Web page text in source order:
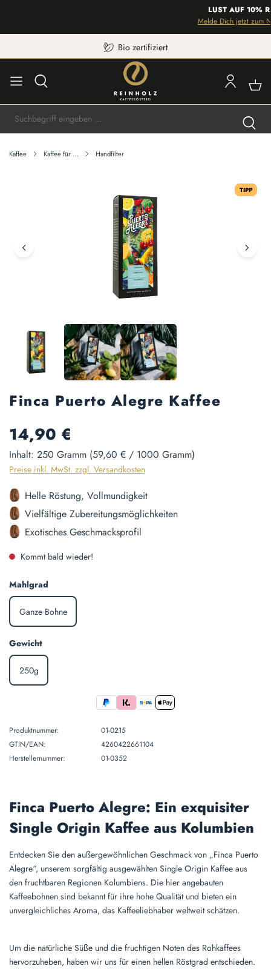
LUST AUF 10%
Melde Dich jetzt zum
Bio zertifiziert
Kaffee Kaffee für … Handfilter
TIPP
Finca Puerto Alegre Kaffee
Regulärer Preis:
14,90 €
Inhalt: 250 Gramm (59,60 € / 1000 Gramm)
Preise inkl. MwSt. zzgl. Versandkosten
Helle Röstung, Vollmundigkeit
Vielfältige Zubereitungsmöglichkeiten
Exotisches Geschmacksprofil
Kommt bald wieder!
Mahlgrad
Ganze Bohne
(Diese Option ist zurzeit nicht verfügbar.)
Gewichtauswählen
250g
(Diese Option ist zurzeit nicht verfügbar.)
Produktnummer:
01-0215
GTIN/EAN:
4260422661104
Herstellernummer:
01-0352
Finca Puerto Alegre: Ein exquisiter
Single Origin Kaffee aus Kolumbien
Entdecken Sie den außergewöhnlichen Geschmack von „Finca Puerto
Alegre“, unserem sorgfältig ausgewählten Single Origin Kaffee aus
den fruchtbaren Regionen Kolumbiens. Die hier angebauten
Kaffeebohnen sind bekannt für ihre hohe Qualität und bieten ein
unvergleichliches Aroma, das Kaffeeliebhaber weltweit schätzen.
Um die natürliche Süße und die fruchtigen Noten des Rohkaffees
hervorzuheben, haben wir uns für einen hellen Röstgrad entschieden.